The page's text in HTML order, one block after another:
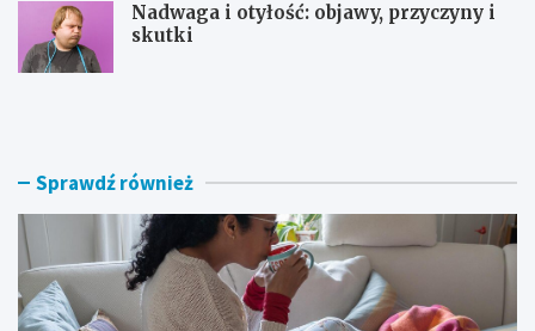
Nadwaga i otyłość: objawy, przyczyny i
skutki
P
ł
n
a
p
o
Z
i
a
p
r
z
y
Sprawdź również